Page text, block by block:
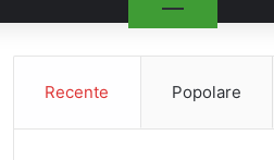
Recente Popolare